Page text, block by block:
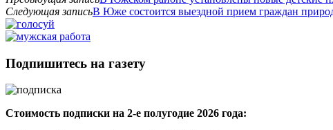
Следующая записьВ Юже состоится выездной прием граждан
Подпишитесь на газету
Стоимость подписки на 2-е полугодие 2026 года: